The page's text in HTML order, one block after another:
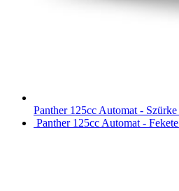
Panther 125cc Automat - Szürke
Panther 125cc Automat - Fekete